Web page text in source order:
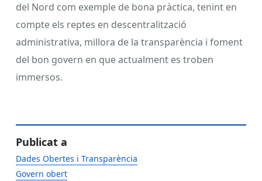
del Nord com exemple de bona pràctica, tenint en
compte els reptes en descentralització
administrativa, millora de la transparència i foment
del bon govern en que actualment es troben
immersos.
Publicat a
Dades Obertes i Transparència
Govern obert